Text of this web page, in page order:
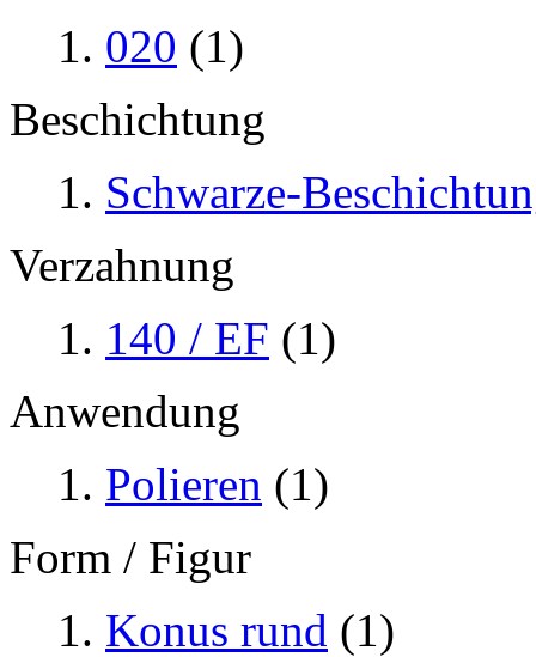
020 (1)
Beschichtung
Schwarze-
Verzahnung
140 / EF (1)
Anwendung
Polieren (1)
Form / Figur
Konus rund (1)